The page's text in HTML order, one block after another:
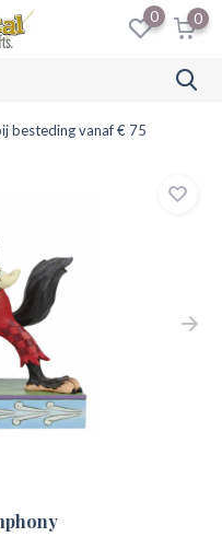
0 0
besteding vanaf € 75